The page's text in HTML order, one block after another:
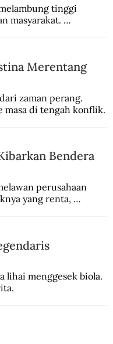
tinggi
masyarakat.
Merentang
zaman perang.
masa di tengah konflik.
Bendera
perusahaan
yang renta,
lihai menggesek biola.